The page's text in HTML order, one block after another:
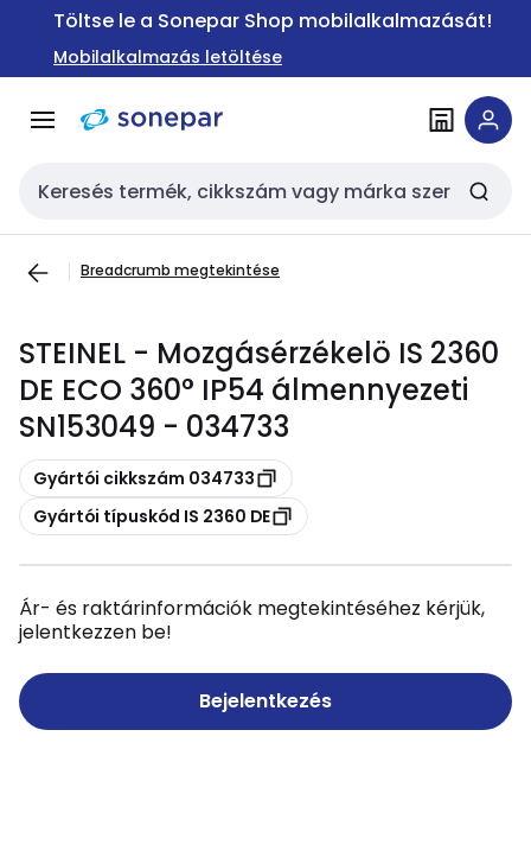
Ugrás a
Ugrás a
tartalomra
Töltse le a Sonepar Shop mobilalkalmazását!
Mobilalkalmazás letöltése
Keresési bemenet
Breadcrumb megtekintése
STEINEL - Mozgásérzékelö IS 2360
DE ECO 360° IP54 álmennyezeti
SN153049 - 034733
Másolás
Gyártói cikkszám 034733
Másolás
Gyártói típuskód IS 2360 DE
Ár- és raktárinformációk megtekintéséhez kérjük,
jelentkezzen be!
Bejelentkezés